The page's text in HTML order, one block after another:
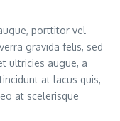
porttitor vel
gravida felis, sed
ultricies augue, a
at lacus quis,
at scelerisque